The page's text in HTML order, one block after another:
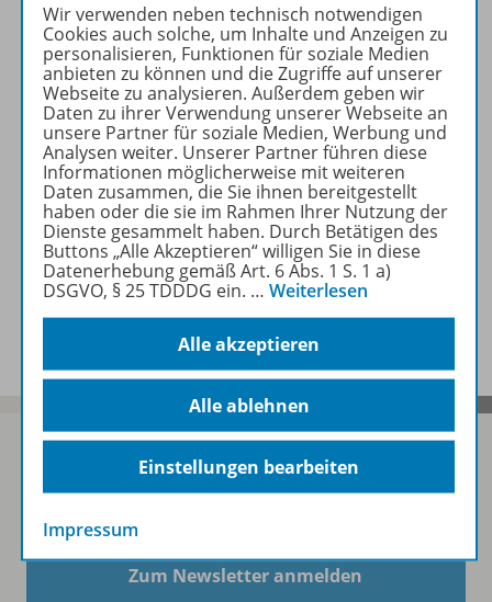
Produktinformationen
Zugehörige Produkte
Digitale Unterrichtsmaterialien
Benachrichtigungs-Service
Zum Newsletter anmelden
Wir verwenden neben technisch notwendigen
Cookies auch solche, um Inhalte und Anzeigen zu
personalisieren, Funktionen für soziale Medien
anbieten zu können und die Zugriffe auf unserer
Webseite zu analysieren. Außerdem geben wir
Daten zu ihrer Verwendung unserer Webseite an
unsere Partner für soziale Medien, Werbung und
Analysen weiter. Unserer Partner führen diese
Informationen möglicherweise mit weiteren
Daten zusammen, die Sie ihnen bereitgestellt
haben oder die sie im Rahmen Ihrer Nutzung der
Dienste gesammelt haben. Durch Betätigen des
Buttons „Alle Akzeptieren“ willigen Sie in diese
Datenerhebung gemäß Art. 6 Abs. 1 S. 1 a)
DSGVO, § 25 TDDDG ein. … Weiterlesen
Alle akzeptieren
Alle ablehnen
Einstellungen bearbeiten
Impressum